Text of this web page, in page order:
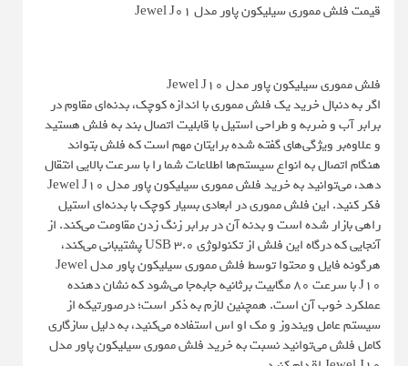
قیمت فلش مموری سیلیکون پاور مدل Jewel J01
فلش مموری سیلیکون پاور مدل Jewel J10
اگر به دنبال خرید یک فلش مموری با اندازه کوچک، بدنه‌ای مقاوم در
برابر آب و ضربه و طراحی استیل با قابلیت اتصال بند به فلش هستید
و علاوه‌بر ویژگی‌های گفته شده برایتان مهم است که فلش بتواند
هنگام اتصال به انواع سیستم‌ها اطلاعات شما را با سرعت بالایی انتقال
دهد، می‌توانید به خرید فلش مموری سیلیکون پاور مدل Jewel J10
فکر کنید. این فلش مموری در ابعادی بسیار کوچک با بدنه‌ای استیل
راهی بازار شده است و بدنه آن در برابر زنگ زدن مقاومت می‌کند. از
آنجایی که درگاه این فلش از تکنولوژی USB 3.0 پشتیبانی می‌کند،
هرگونه فایل و محتوا توسط فلش مموری سیلیکون پاور مدل Jewel
J10 با سرعت 80 مگابیت برثانیه جابه‌جا می‌شود که نشان دهنده
عملکرد خوب آن است. همچنین لازم به ذکر است؛ درصورتیکه از
سیستم عامل ویندوز و مک او اس استفاده می‌کنید، به دلیل سازگاری
کامل فلش می‌توانید نسبت به خرید فلش مموری سیلیکون پاور مدل